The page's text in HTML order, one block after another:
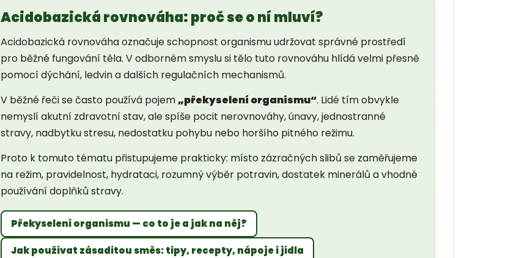
Acidobazická rovnováha: proč se o ní mluví?
Acidobazická rovnováha označuje schopnost organismu udržovat správné prostředí
pro běžné fungování těla. V odborném smyslu si tělo tuto rovnováhu hlídá velmi přesně
pomocí dýchání, ledvin a dalších regulačních mechanismů.
V běžné řeči se často používá pojem „překyselení organismu“. Lidé tím obvykle
nemyslí akutní zdravotní stav, ale spíše pocit nerovnováhy, únavy, jednostranné
stravy, nadbytku stresu, nedostatku pohybu nebo horšího pitného režimu.
Proto k tomuto tématu přistupujeme prakticky: místo zázračných slibů se zaměřujeme
na režim, pravidelnost, hydrataci, rozumný výběr potravin, dostatek minerálů a vhodné
používání doplňků stravy.
Překyselení organismu — co to je a jak na něj?
Jak používat zásaditou směs: tipy, recepty, nápoje i jídla